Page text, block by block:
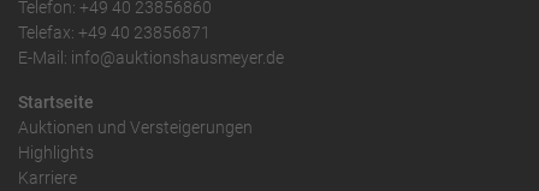
Telefon: +49 40 23856860
Telefax: +49 40 23856871
E-Mail: info@auktionshausmeyer.de
Startseite
Auktionen und Versteigerungen
Highlights
Karriere